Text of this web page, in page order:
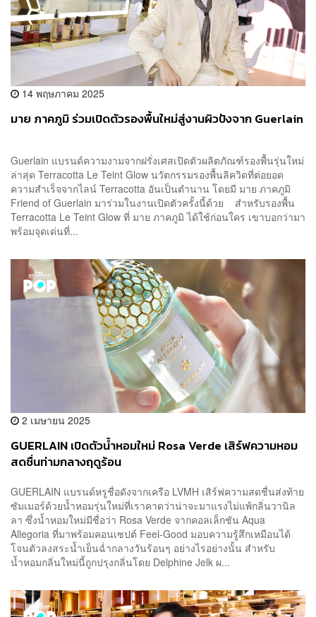
14 พฤษภาคม 2025
มาย ภาคภูมิ ร่วมเปิดตัวรองพื้นใหม่สู่งานผิวปังจาก Guerlain
Guerlain แบรนด์ความงามจากฝรั่งเศสเปิดตัวผลิตภัณฑ์รองพื้นรุ่นใหม่
ล่าสุด Terracotta Le Teint Glow นวัตกรรมรองพื้นลิควิดที่ต่อยอด
ความสำเร็จจากไลน์ Terracotta อันเป็นตำนาน โดยมี มาย ภาคภูมิ
Friend of Guerlain มาร่วมในงานเปิดตัวครั้งนี้ด้วย สำหรับรองพื้น
Terracotta Le Teint Glow ที่ มาย ภาคภูมิ ได้ใช้ก่อนใคร เขาบอกว่ามา
พร้อมจุดเด่นที่...
2 เมษายน 2025
GUERLAIN เปิดตัวน้ำหอมใหม่ Rosa Verde เสิร์ฟความหอม
สดชื่นท่ามกลางฤดูร้อน
GUERLAIN แบรนด์หรูชื่อดังจากเครือ LVMH เสิร์ฟความสดชื่นส่งท้าย
ซัมเมอร์ด้วยน้ำหอมรุ่นใหม่ที่เราคาดว่าน่าจะมาแรงไม่แพ้กลิ่นวานิล
ลา ซึ่งน้ำหอมใหม่มีชื่อว่า Rosa Verde จากคอลเล็กชัน Aqua
Allegoria ที่มาพร้อมคอนเซปต์ Feel-Good มอบความรู้สึกเหมือนได้
โจนตัวลงสระน้ำเย็นฉ่ำกลางวันร้อนๆ อย่างไรอย่างนั้น สำหรับ
น้ำหอมกลิ่นใหม่นี้ถูกปรุงกลิ่นโดย Delphine Jelk ผ...